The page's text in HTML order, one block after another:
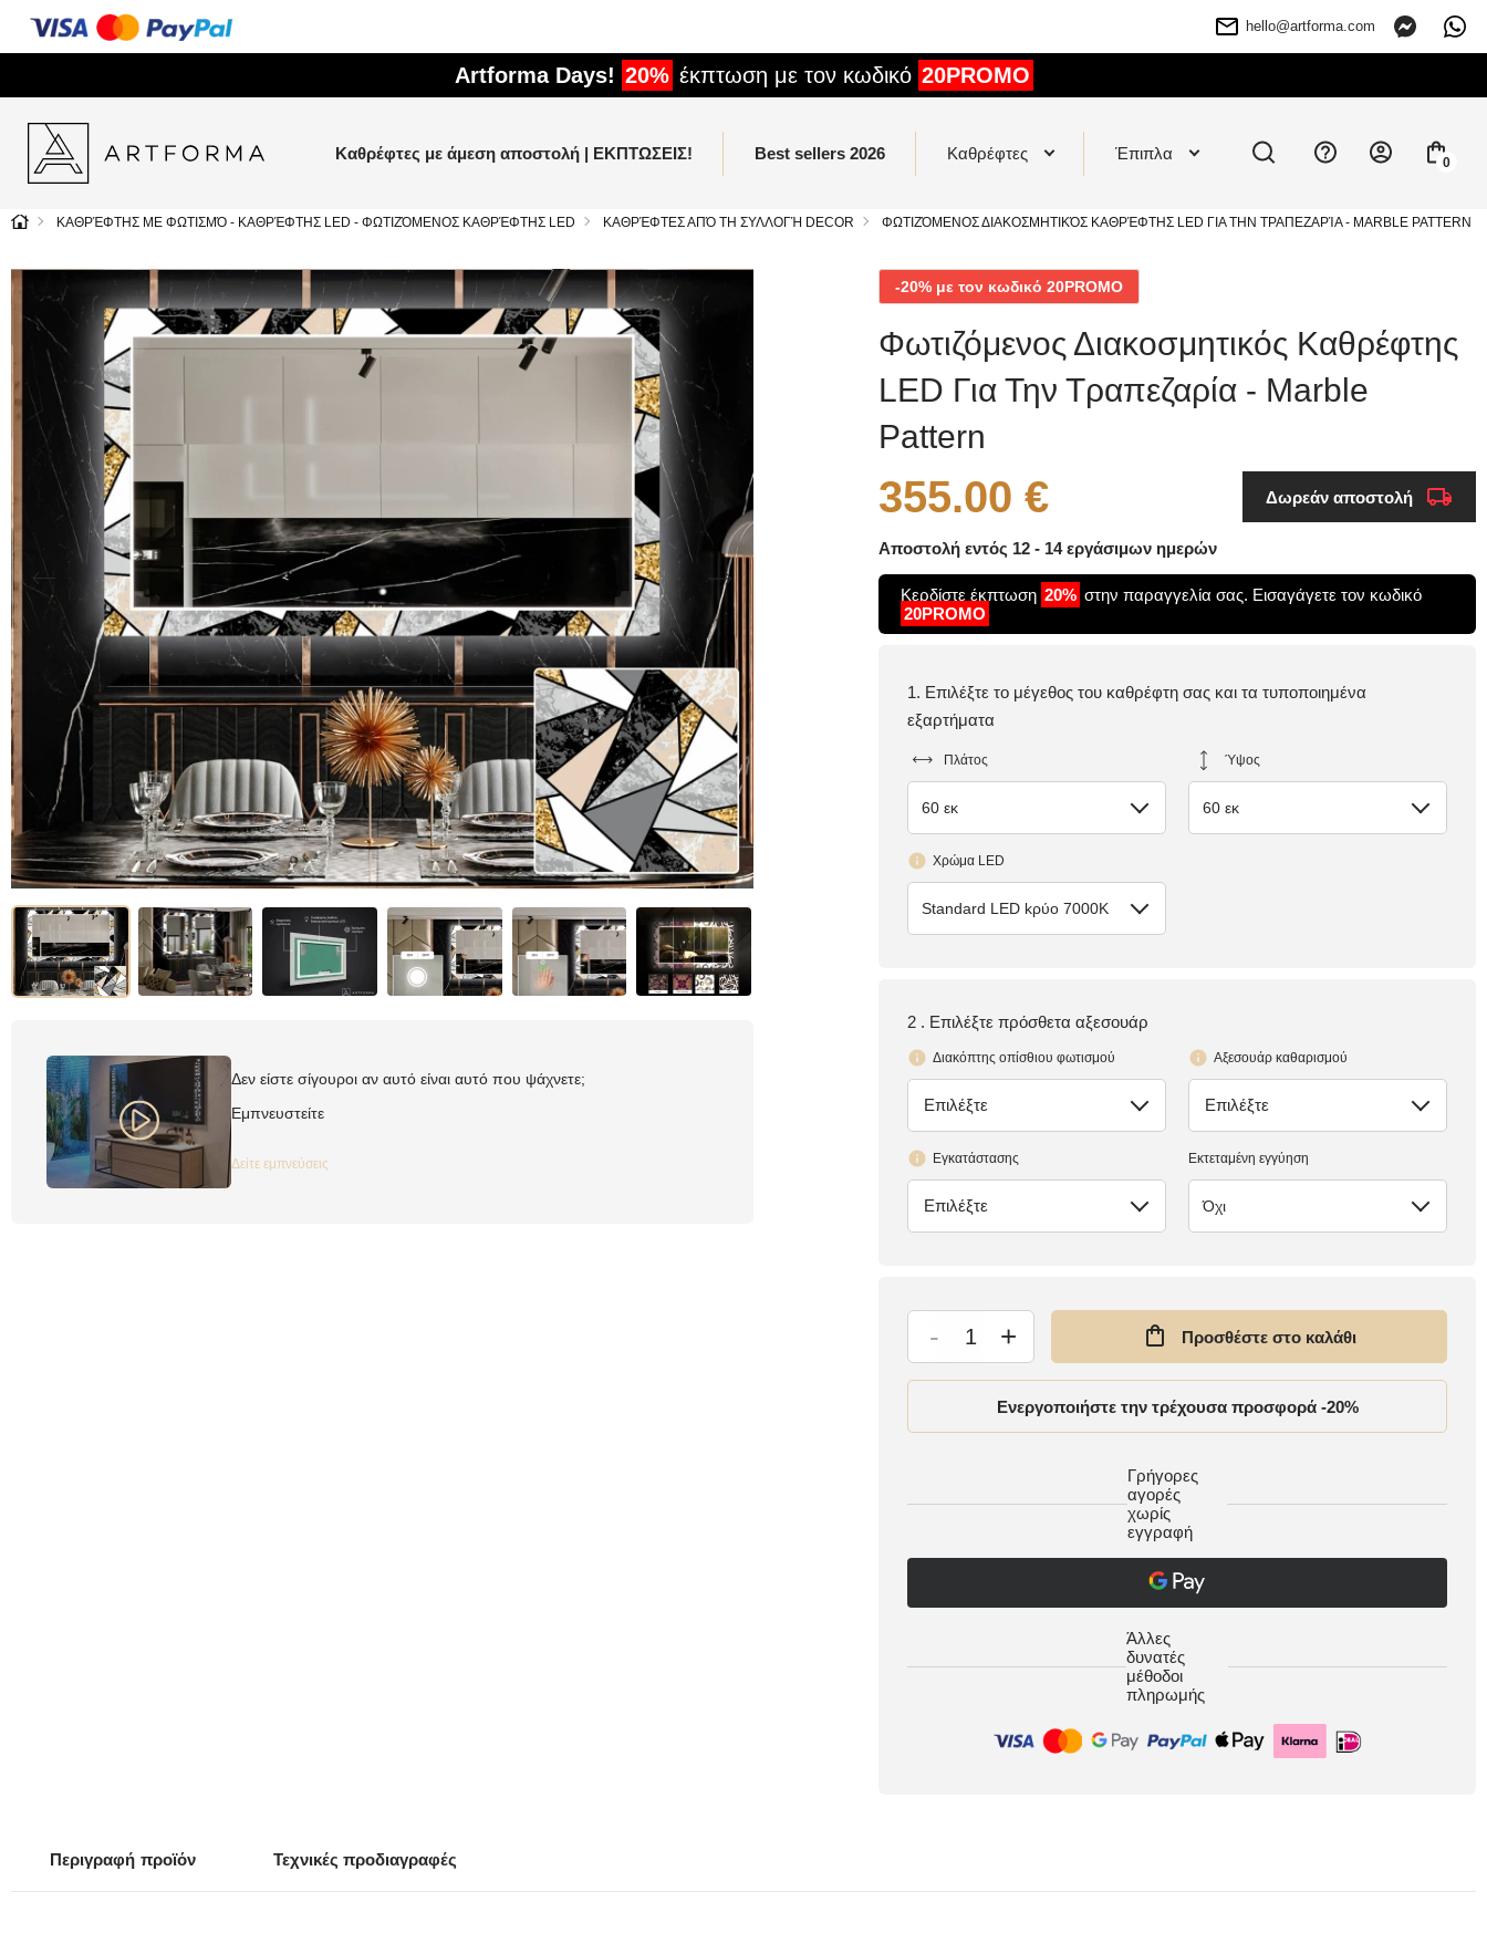
hello@artforma.com
Artforma Days! 20% έκπτωση με τον κωδικό 20PROMO
Καθρέφτες με άμεση αποστολή | ΕΚΠΤΩΣΕΙΣ! Best sellers 2026 Καθρέφτες Έπιπλα 0
ΚΑΘΡΈΦΤΗΣ ΜΕ ΦΩΤΙΣΜΌ - ΚΑΘΡΈΦΤΗΣ LED - ΦΩΤΙΖΌΜΕΝΟΣ ΚΑΘΡΈΦΤΗΣ LED ΚΑΘΡΈΦΤΕΣ ΑΠΌ ΤΗ ΣΥΛΛΟΓΉ DECOR ΦΩΤΙΖΌΜΕΝΟΣ ΔΙΑΚΟΣΜΗΤΙΚΌΣ ΚΑΘΡΈΦΤΗΣ LED ΓΙΑ ΤΗΝ ΤΡΑΠΕΖΑΡΊΑ - MARBLE PATTERN
Δεν είστε σίγουροι αν αυτό είναι αυτό που ψάχνετε;
Εμπνευστείτε
Δείτε εμπνεύσεις
-20% με τον κωδικό 20PROMO
Φωτιζόμενος Διακοσμητικός Καθρέφτης
LED Για Την Τραπεζαρία - Marble
Pattern
355.00 € Δωρεάν αποστολή
Αποστολή εντός 12 - 14 εργάσιμων ημερών
Κερδίστε έκπτωση 20% στην παραγγελία σας. Εισαγάγετε τον κωδικό
20PROMO
1. Επιλέξτε το μέγεθος του καθρέφτη σας και τα τυποποιημένα
εξαρτήματα
Πλάτος
60 εκ
Ύψος
60 εκ
Χρώμα LED
Standard LED kρύο 7000K
2 . Επιλέξτε πρόσθετα αξεσουάρ
Διακόπτης οπίσθιου φωτισμού
έλλειψη
Επιλέξτε
Αξεσουάρ καθαρισμού
έλλειψη
Επιλέξτε
Εγκατάστασης
έλλειψη
Επιλέξτε
Εκτεταμένη εγγύηση
Όχι
- + Προσθέστε στο καλάθι
Ενεργοποιήστε την τρέχουσα προσφορά -20%
Γρήγορες
αγορές
χωρίς
εγγραφή
Άλλες
δυνατές
μέθοδοι
πληρωμής
Περιγραφή προϊόν Τεχνικές προδιαγραφές